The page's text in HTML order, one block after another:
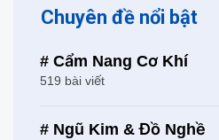
Chuyên đề nổi bật
# Cẩm Nang Cơ Khí
519 bài viết
# Ngũ Kim & Đồ Nghề